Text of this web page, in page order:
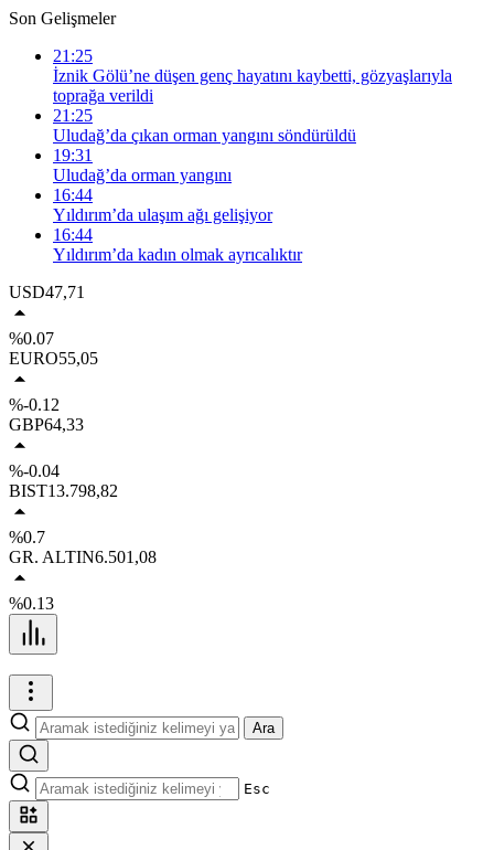
Son Gelişmeler
21:25
İznik Gölü’ne düşen genç hayatını kaybetti, gözyaşlarıyla
toprağa verildi
21:25
Uludağ’da çıkan orman yangını söndürüldü
19:31
Uludağ’da orman yangını
16:44
Yıldırım’da ulaşım ağı gelişiyor
16:44
Yıldırım’da kadın olmak ayrıcalıktır
USD47,71
%0.07
EURO55,05
%-0.12
GBP64,33
%-0.04
BIST13.798,82
%0.7
GR. ALTIN6.501,08
%0.13
Ara
Esc